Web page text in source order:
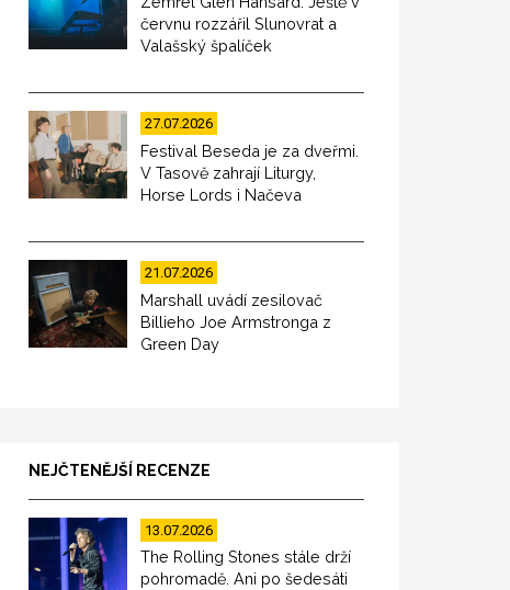
červnu rozzářil Slunovrat a
Valašský špalíček
27.07.2026
Festival Beseda je za dveřmi.
V Tasově zahrají Liturgy,
Horse Lords i Načeva
21.07.2026
Marshall uvádí zesilovač
Billieho Joe Armstronga z
Green Day
NEJČTENĚJŠÍ RECENZE
13.07.2026
The Rolling Stones stále drží
pohromadě. Ani po šedesáti